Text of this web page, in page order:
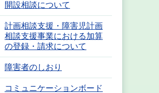
開設相談について
計画相談支援・障害児計画
相談支援事業における加算
の登録・請求について
障害者のしおり
コミュニケーションボード